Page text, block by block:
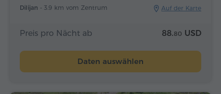
Dilijan - 3.9 km vom Zentrum Auf der Karte
Preis pro Nächt ab 88.80 USD
Daten auswählen